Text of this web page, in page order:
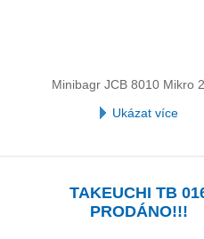
Minibagr JCB 8010 Mikro
Ukázat více
TAKEUCHI TB
PRODÁNO!!!